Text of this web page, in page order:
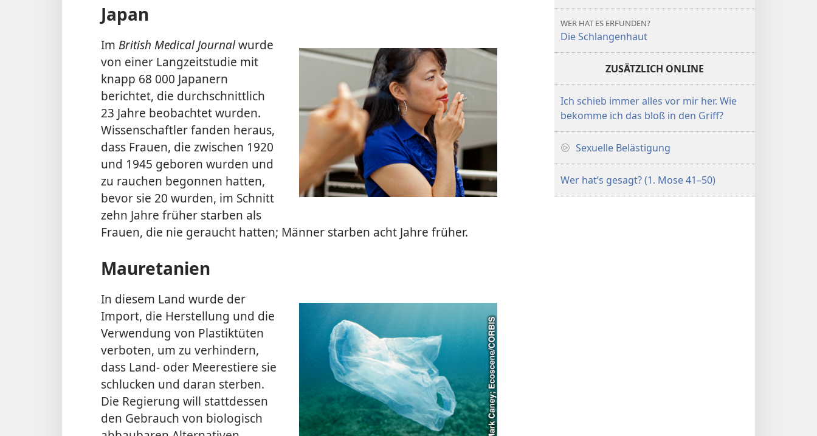
Japan
Im British Medical Journalwurde
von einer Langzeitstudie mit
knapp 68 000 Japanern
berichtet, die durchschnittlich
23 Jahre beobachtet wurden.
Wissenschaftler fanden heraus,
dass Frauen, die zwischen 1920
und 1945 geboren wurden und
zu rauchen begonnen hatten,
bevor sie 20 wurden, im Schnitt
zehn Jahre früher starben als
Frauen, die nie geraucht hatten; Männer starben acht Jahre früher.
Mauretanien
In diesem Land wurde der
Import, die Herstellung und die
Verwendung von Plastiktüten
verboten, um zu verhindern,
dass Land- oder Meerestiere sie
schlucken und daran sterben.
Die Regierung will stattdessen
den Gebrauch von biologisch
WER HAT ES ERFUNDEN?
Die Schlangenhaut
ZUSÄTZLICH ONLINE
Ich schieb immer alles vor mir her. Wie
bekomme ich das bloß in den Griff?
Sexuelle Belästigung
Wer hat’s gesagt? (1. Mose 41–50)